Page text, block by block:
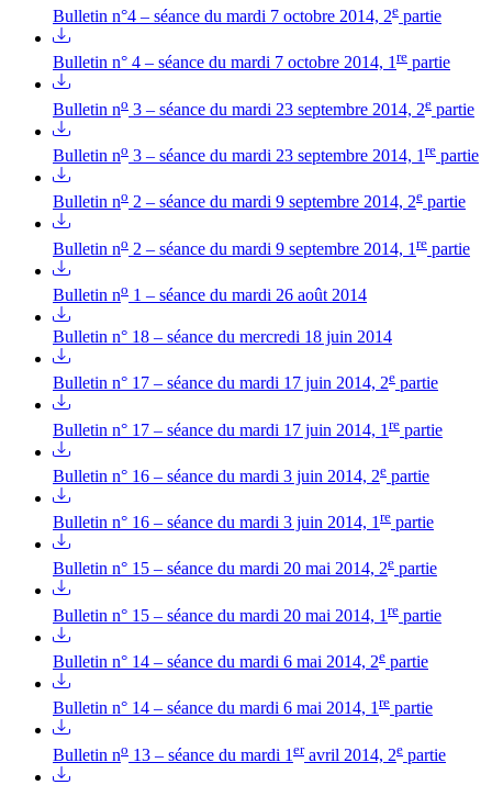
Bulletin n°4 – séance du mardi 7 octobre 2014, 2e partie
Bulletin n° 4 – séance du mardi 7 octobre 2014, 1 re partie
Bulletin no 3 – séance du mardi 23 septembre 2014, 2e partie
Bulletin no 3 – séance du mardi 23 septembre 2014, 1 re partie
Bulletin no 2 – séance du mardi 9 septembre 2014, 2e partie
Bulletin no 2 – séance du mardi 9 septembre 2014, 1 re partie
Bulletin no 1 – séance du mardi 26 août 2014
Bulletin n° 18 – séance du mercredi 18 juin 2014
Bulletin n° 17 – séance du mardi 17 juin 2014, 2e partie
Bulletin n° 17 – séance du mardi 17 juin 2014, 1 re partie
Bulletin n° 16 – séance du mardi 3 juin 2014, 2e partie
Bulletin n° 16 – séance du mardi 3 juin 2014, 1 re partie
Bulletin n° 15 – séance du mardi 20 mai 2014, 2e partie
Bulletin n° 15 – séance du mardi 20 mai 2014, 1 re partie
Bulletin n° 14 – séance du mardi 6 mai 2014, 2e partie
Bulletin n° 14 – séance du mardi 6 mai 2014, 1re partie
Bulletin no 13 – séance du mardi 1 eravril 2014, 2e partie